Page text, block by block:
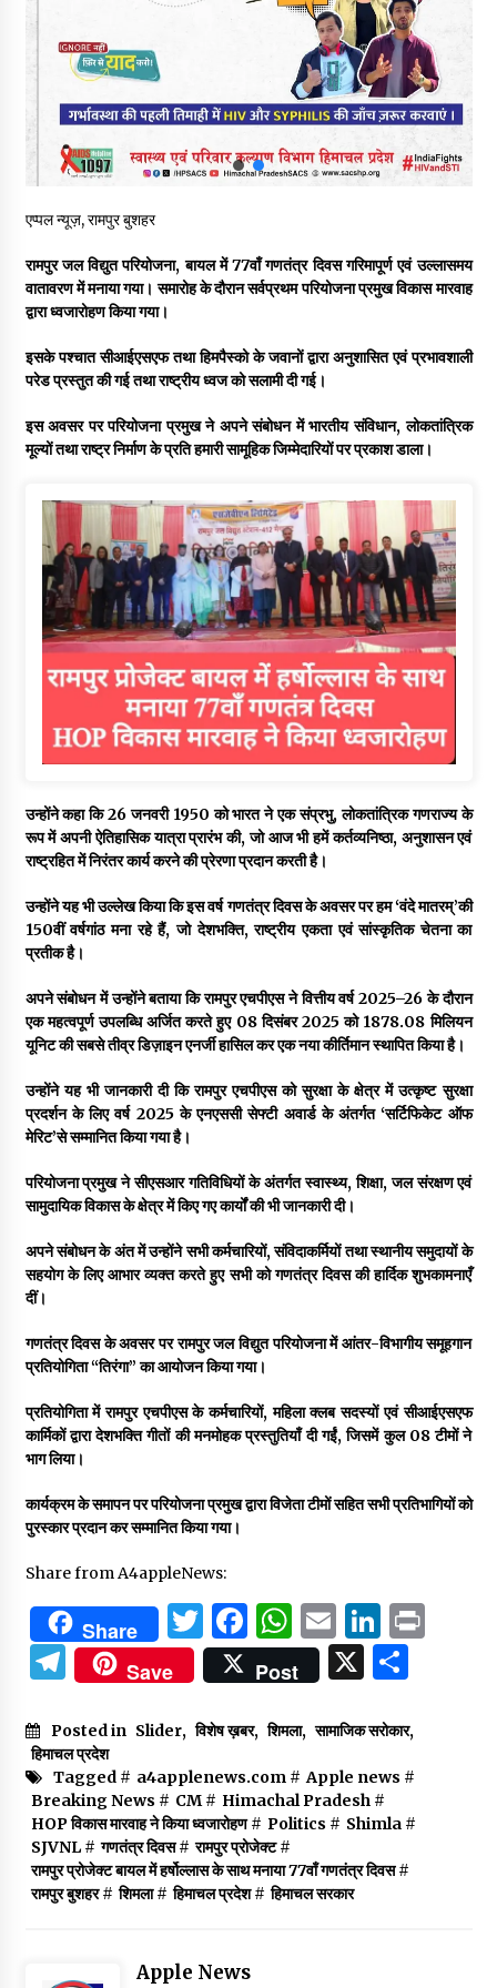
वन विभाग के एक हजार खिलाड़ी रामपुर में दिखाएंगे जौहर, 11 से 13 सितंबर
तक आयोजित होगी 27वीं वार्षिक खेलकूद प्रतियोगिता
30 बैग की सीमा पर भाजपा का हमला, बोली- कांग्रेस सरकार ने सेब उत्पादकों
07/08/2026
शिमला पुलिस में बड़ी अनुशासनात्मक कार्रवाई, 3 पुलिसकर्मी निलंबित
07/08/2026
रूपी भावा वन्यजीव अभयारण्य में फिर दिखा जंगलों का ‘खामोश पहरेदार’, दुर्लभ
हिमालयन “सीरो” कैमरे में कैद
एप्पल न्यूज़, रामपुर बुशहर
रामपुर जल विद्युत परियोजना, बायल में 77वाँ गणतंत्र दिवस गरिमापूर्ण एवं उल्लासमय
वातावरण में मनाया गया। समारोह के दौरान सर्वप्रथम परियोजना प्रमुख विकास मारवाह
द्वारा ध्वजारोहण किया गया।
इसके पश्चात सीआईएसएफ तथा हिमपैस्को के जवानों द्वारा अनुशासित एवं प्रभावशाली
परेड प्रस्तुत की गई तथा राष्ट्रीय ध्वज को सलामी दी गई।
इस अवसर पर परियोजना प्रमुख ने अपने संबोधन में भारतीय संविधान, लोकतांत्रिक
मूल्यों तथा राष्ट्र निर्माण के प्रति हमारी सामूहिक जिम्मेदारियों पर प्रकाश डाला।
उन्होंने कहा कि 26 जनवरी 1950 को भारत ने एक संप्रभु, लोकतांत्रिक गणराज्य के
रूप में अपनी ऐतिहासिक यात्रा प्रारंभ की, जो आज भी हमें कर्तव्यनिष्ठा, अनुशासन एवं
राष्ट्रहित में निरंतर कार्य करने की प्रेरणा प्रदान करती है।
उन्होंने यह भी उल्लेख किया कि इस वर्ष गणतंत्र दिवस के अवसर पर हम ‘वंदे मातरम्’की
150वीं वर्षगांठ मना रहे हैं, जो देशभक्ति, राष्ट्रीय एकता एवं सांस्कृतिक चेतना का
प्रतीक है।
अपने संबोधन में उन्होंने बताया कि रामपुर एचपीएस ने वित्तीय वर्ष 2025–26 के दौरान
एक महत्वपूर्ण उपलब्धि अर्जित करते हुए 08 दिसंबर 2025 को 1878.08 मिलियन
यूनिट की सबसे तीव्र डिज़ाइन एनर्जी हासिल कर एक नया कीर्तिमान स्थापित किया है।
उन्होंने यह भी जानकारी दी कि रामपुर एचपीएस को सुरक्षा के क्षेत्र में उत्कृष्ट सुरक्षा
प्रदर्शन के लिए वर्ष 2025 के एनएससी सेफ्टी अवार्ड के अंतर्गत ‘सर्टिफिकेट ऑफ
मेरिट’से सम्मानित किया गया है।
परियोजना प्रमुख ने सीएसआर गतिविधियों के अंतर्गत स्वास्थ्य, शिक्षा, जल संरक्षण एवं
सामुदायिक विकास के क्षेत्र में किए गए कार्यों की भी जानकारी दी।
अपने संबोधन के अंत में उन्होंने सभी कर्मचारियों, संविदाकर्मियों तथा स्थानीय समुदायों के
सहयोग के लिए आभार व्यक्त करते हुए सभी को गणतंत्र दिवस की हार्दिक शुभकामनाएँ
दीं।
गणतंत्र दिवस के अवसर पर रामपुर जल विद्युत परियोजना में आंतर-विभागीय समूहगान
प्रतियोगिता “तिरंगा” का आयोजन किया गया।
प्रतियोगिता में रामपुर एचपीएस के कर्मचारियों, महिला क्लब सदस्यों एवं सीआईएसएफ
कार्मिकों द्वारा देशभक्ति गीतों की मनमोहक प्रस्तुतियाँ दी गईं, जिसमें कुल 08 टीमों ने
भाग लिया।
कार्यक्रम के समापन पर परियोजना प्रमुख द्वारा विजेता टीमों सहित सभी प्रतिभागियों को
पुरस्कार प्रदान कर सम्मानित किया गया।
Share from A4appleNews:
Share Twitter
Facebook
WhatsApp
Email
Telegram
Save Post X
Posted in Slider, विशेष ख़बर, शिमला, सामाजिक सरोकार,
हिमाचल प्रदेश
Tagged # a4applenews.com# Apple news #
Breaking News # CM# Himachal Pradesh#
HOP विकास मारवाह ने किया ध्वजारोहण# Politics # Shimla#
SJVNL# गणतंत्र दिवस# रामपुर प्रोजेक्ट#
रामपुर प्रोजेक्ट बायल में हर्षोल्लास के साथ मनाया 77वाँ गणतंत्र दिवस#
रामपुर बुशहर# शिमला# हिमाचल प्रदेश# हिमाचल सरकार
Apple News